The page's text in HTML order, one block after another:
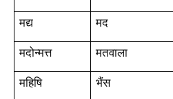
मद्य मद
मदोन्मत्त मतवाला
महिषि भैंस